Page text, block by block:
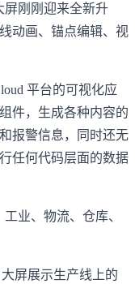
屏刚刚迎来全新升
动画、锚点编辑、视
平台的可视化应
件，生成各种内容的
报警信息，同时还无
任何代码层面的数据
业、物流、仓库、
屏展示生产线上的